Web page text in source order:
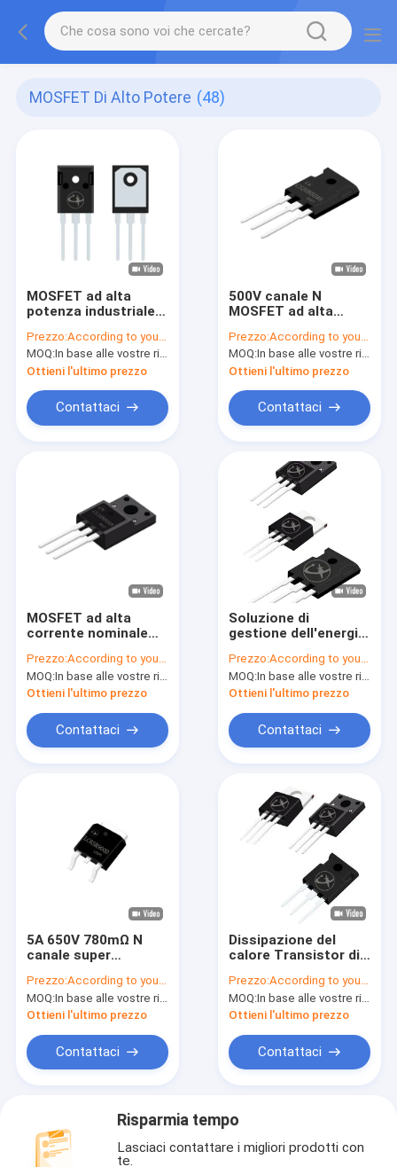
MOSFET Di Alto Potere (48)
MOSFET ad alta
potenza industriale
calore
Prezzo:According to your order requirement
MOQ:In base alle vostre richieste di ordine
Ottieni l'ultimo prezzo
Contattaci
500V canale N
MOSFET ad alta
semiconduttore
polifunzionale di
ossido metallico
Prezzo:According to your order requirement
MOQ:In base alle vostre richieste di ordine
Ottieni l'ultimo prezzo
Contattaci
MOSFET ad alta
corrente nominale
controllo e ponte
Prezzo:According to your order requirement
MOQ:In base alle vostre richieste di ordine
Ottieni l'ultimo prezzo
Contattaci
Soluzione di
gestione dell'energia
potenza di tipo N per
applicazioni
industriali
Prezzo:According to your order requirement
MOQ:In base alle vostre richieste di ordine
Ottieni l'ultimo prezzo
Contattaci
5A 650V 780mΩ N
canale super
TO-252 Superficie
montata
Prezzo:According to your order requirement
MOQ:In base alle vostre richieste di ordine
Ottieni l'ultimo prezzo
Contattaci
Dissipazione del
calore Transistor di
alta potenza
MOSFET
Prezzo:According to your order requirement
MOQ:In base alle vostre richieste di ordine
Ottieni l'ultimo prezzo
Contattaci
Risparmia tempo
Lasciaci contattare i migliori prodotti con
te.